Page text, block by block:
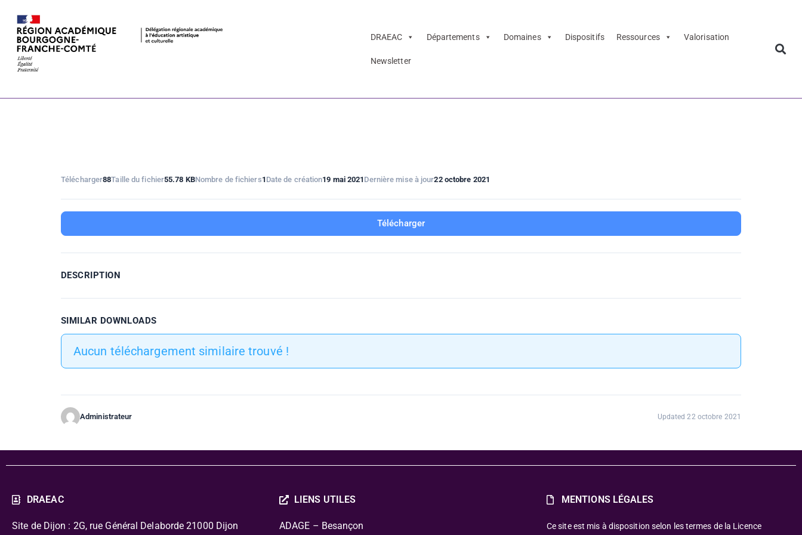
DRAEAC Départements Domaines Dispositifs Ressources Valorisation
Newsletter
annuaire référents culture 2020-2021 –
Télécharger88Taille du fichier55.78 KBNombre de fichiers1 Date de création19 mai 2021 Dernière mise à jour22 octobre 2021
Télécharger
DESCRIPTION
SIMILAR DOWNLOADS
Aucun téléchargement similaire trouvé !
Administrateur Updated 22 octobre 2021
DRAEAC
Site de Dijon : 2G, rue Général Delaborde 21000 Dijon
LIENS UTILES
ADAGE – Besançon
MENTIONS LÉGALES
Ce site est mis à disposition selon les termes de la Licence